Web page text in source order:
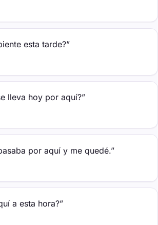
esta tarde?”
lleva hoy por aquí?”
por aquí y me quedé.”
a esta hora?”